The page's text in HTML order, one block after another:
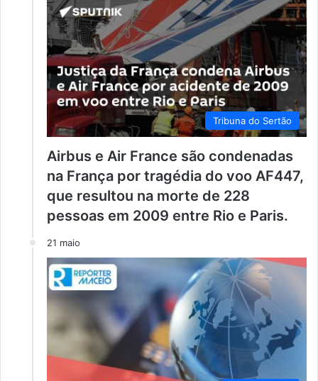
Tribuna do Sertão
Airbus e Air France são condenadas
na França por tragédia do voo AF447,
que resultou na morte de 228
pessoas em 2009 entre Rio e Paris.
21 maio